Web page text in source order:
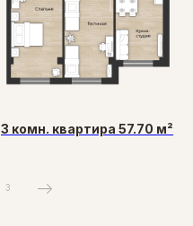
3 комн. квартира 57.70 м²
3